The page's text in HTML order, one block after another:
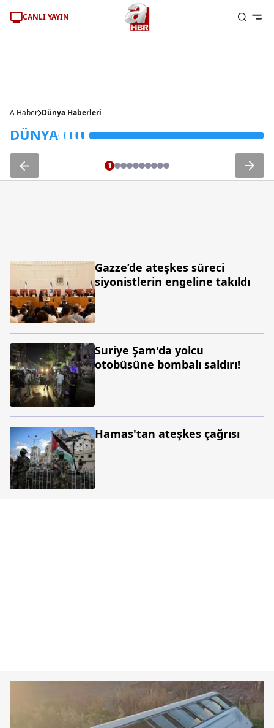
CANLI YAYIN
A Haber Dünya Haberleri
DÜNYA
dosyalarında şok detaylar!
1
Gazze’de ateşkes süreci
siyonistlerin engeline takıldı
Suriye Şam'da yolcu
otobüsüne bombalı saldırı!
Hamas'tan ateşkes çağrısı